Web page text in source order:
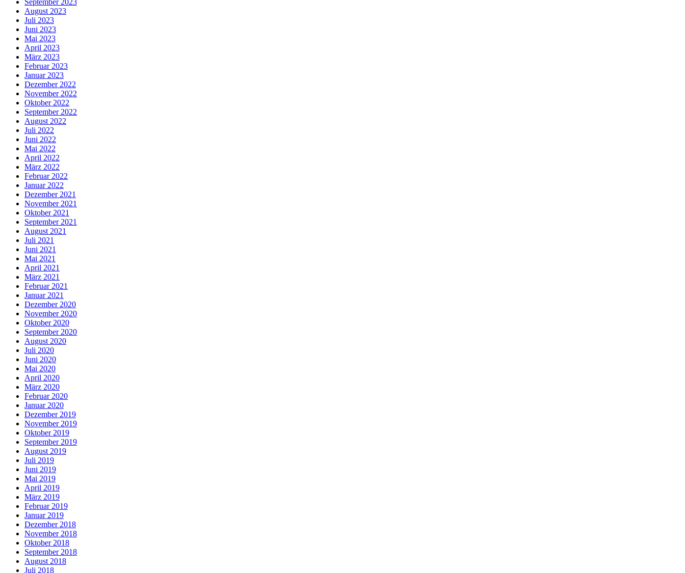
August 2023
Juli 2023
Juni 2023
Mai 2023
April 2023
März 2023
Februar 2023
Januar 2023
Dezember 2022
November 2022
Oktober 2022
September 2022
August 2022
Juli 2022
Juni 2022
Mai 2022
April 2022
März 2022
Februar 2022
Januar 2022
Dezember 2021
November 2021
Oktober 2021
September 2021
August 2021
Juli 2021
Juni 2021
Mai 2021
April 2021
März 2021
Februar 2021
Januar 2021
Dezember 2020
November 2020
Oktober 2020
September 2020
August 2020
Juli 2020
Juni 2020
Mai 2020
April 2020
März 2020
Februar 2020
Januar 2020
Dezember 2019
November 2019
Oktober 2019
September 2019
August 2019
Juli 2019
Juni 2019
Mai 2019
April 2019
März 2019
Februar 2019
Januar 2019
Dezember 2018
November 2018
Oktober 2018
September 2018
August 2018
Juli 2018